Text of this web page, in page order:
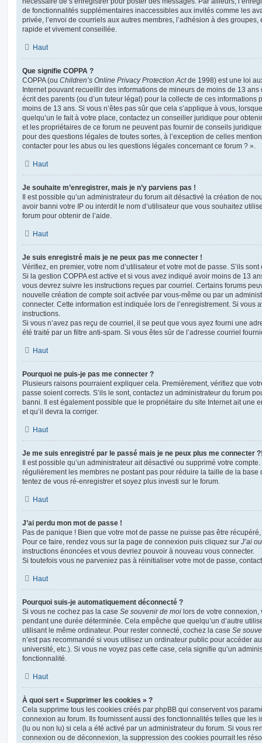
de fonctionnalités supplémentaires inaccessibles aux invités comme les
privée, l’envoi de courriels aux autres membres, l’adhésion à des groupes,
rapide et vivement conseillée.
Haut
Que signifie COPPA ?
COPPA (ou Children’s Online Privacy Protection Actde 1998) est une loi
Internet pouvant recueillir des informations de mineurs de moins de 13
écrit des parents (ou d’un tuteur légal) pour la collecte de ces informations
moins de 13 ans. Si vous n’êtes pas sûr que cela s’applique à vous,
quelqu’un le fait à votre place, contactez un conseiller juridique pour
et les propriétaires de ce forum ne peuvent pas fournir de conseils
pour des questions légales de toutes sortes, à l’exception de celles
contacter pour les abus ou les questions légales concernant ce forum ? ».
Haut
Je souhaite m’enregistrer, mais je n’y parviens pas !
Il est possible qu’un administrateur du forum ait désactivé la création de
avoir banni votre IP ou interdit le nom d’utilisateur que vous souhaitez
forum pour obtenir de l’aide.
Haut
Je suis enregistré mais je ne peux pas me connecter !
Vérifiez, en premier, votre nom d’utilisateur et votre mot de passe. S’ils
Si la gestion COPPA est active et si vous avez indiqué avoir moins de 13
vous devrez suivre les instructions reçues par courriel. Certains forums
nouvelle création de compte soit activée par vous-même ou par un
connecter. Cette information est indiquée lors de l’enregistrement. Si vous
instructions.
Si vous n’avez pas reçu de courriel, il se peut que vous ayez fourni une
été traité par un filtre anti-spam. Si vous êtes sûr de l’adresse courriel
Haut
Pourquoi ne puis-je pas me connecter ?
Plusieurs raisons pourraient expliquer cela. Premièrement, vérifiez que
passe soient corrects. S’ils le sont, contactez un administrateur du forum
banni. Il est également possible que le propriétaire du site Internet ait une
et qu’il devra la corriger.
Haut
Je me suis enregistré par le passé mais je ne peux plus me connecter
Il est possible qu’un administrateur ait désactivé ou supprimé votre
régulièrement les membres ne postant pas pour réduire la taille de la base
tentez de vous ré-enregistrer et soyez plus investi sur le forum.
Haut
J’ai perdu mon mot de passe !
Pas de panique ! Bien que votre mot de passe ne puisse pas être
Pour ce faire, rendez vous sur la page de connexion puis cliquez sur J’ai
instructions énoncées et vous devriez pouvoir à nouveau vous connecter.
Si toutefois vous ne parveniez pas à réinitialiser votre mot de passe,
Haut
Pourquoi suis-je automatiquement déconnecté ?
Si vous ne cochez pas la case Se souvenir de moi lors de votre connexion,
pendant une durée déterminée. Cela empêche que quelqu’un d’autre
utilisant le même ordinateur. Pour rester connecté, cochez la case Se
n’est pas recommandé si vous utilisez un ordinateur public pour accéder
université, etc.). Si vous ne voyez pas cette case, cela signifie qu’un
fonctionnalité.
Haut
À quoi sert « Supprimer les cookies » ?
Cela supprime tous les cookies créés par phpBB qui conservent vos
connexion au forum. Ils fournissent aussi des fonctionnalités telles que les
(lu ou non lu) si cela a été activé par un administrateur du forum. Si vous
connexion ou de déconnexion, la suppression des cookies pourrait les